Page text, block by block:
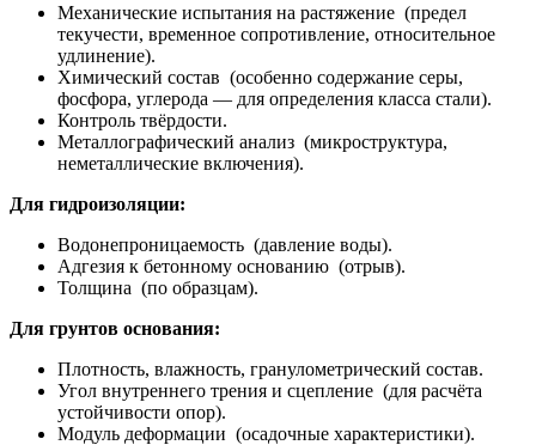
Механические испытания на растяжение (предел
текучести, временное сопротивление, относительное
удлинение).
Химический состав (особенно содержание серы,
фосфора, углерода — для определения класса стали).
Контроль твёрдости.
Металлографический анализ (микроструктура,
неметаллические включения).
Для гидроизоляции:
Водонепроницаемость (давление воды).
Адгезия к бетонному основанию (отрыв).
Толщина (по образцам).
Для грунтов основания:
Плотность, влажность, гранулометрический состав.
Угол внутреннего трения и сцепление (для расчёта
устойчивости опор).
Модуль деформации (осадочные характеристики).